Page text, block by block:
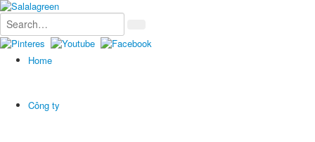
Home
Công ty